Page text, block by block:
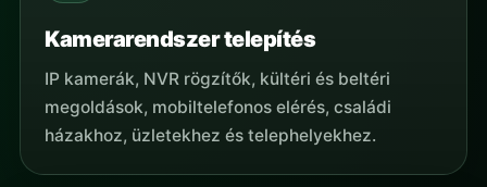
Kamerarendszer telepítés
IP kamerák, NVR rögzítők, kültéri és beltéri
megoldások, mobiltelefonos elérés, családi
házakhoz, üzletekhez és telephelyekhez.